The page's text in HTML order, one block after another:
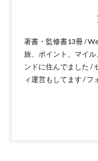
著書・監修書13冊 /
旅、ポイント、マイ
ンドに住んでました /
ィ運営もしてます / フ